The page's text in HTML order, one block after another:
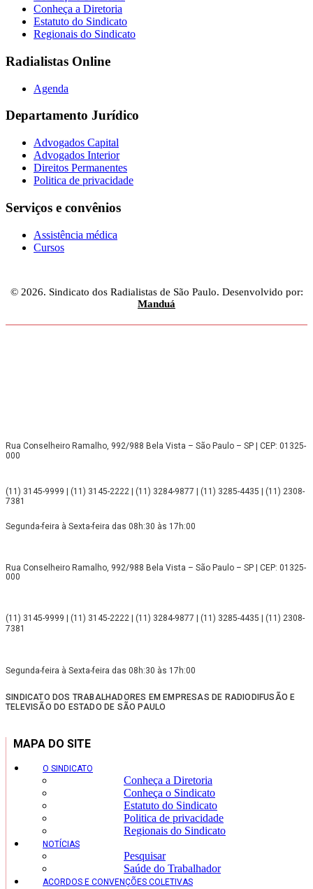
Conheça a Diretoria
Estatuto do Sindicato
Regionais do Sindicato
Radialistas Online
Agenda
Departamento Jurídico
Advogados Capital
Advogados Interior
Direitos Permanentes
Politica de privacidade
Serviços e convênios
Assistência médica
Cursos
© 2026. Sindicato dos Radialistas de São Paulo. Desenvolvido por:
Manduá
Rua Conselheiro Ramalho, 992/988 Bela Vista – São Paulo – SP | CEP: 01325-
000
(11) 3145-9999 | (11) 3145-2222 | (11) 3284-9877 | (11) 3285-4435 | (11) 2308-
7381
Segunda-feira à Sexta-feira das 08h:30 às 17h:00
Rua Conselheiro Ramalho, 992/988 Bela Vista – São Paulo – SP | CEP: 01325-
000
(11) 3145-9999 | (11) 3145-2222 | (11) 3284-9877 | (11) 3285-4435 | (11) 2308-
7381
Segunda-feira à Sexta-feira das 08h:30 às 17h:00
SINDICATO DOS TRABALHADORES EM EMPRESAS DE RADIODIFUSÃO E
TELEVISÃO DO ESTADO DE SÃO PAULO
MAPA DO SITE
O SINDICATO
Conheça a Diretoria
Conheça o Sindicato
Estatuto do Sindicato
Politica de privacidade
Regionais do Sindicato
NOTÍCIAS
Pesquisar
Saúde do Trabalhador
ACORDOS E CONVENÇÕES COLETIVAS